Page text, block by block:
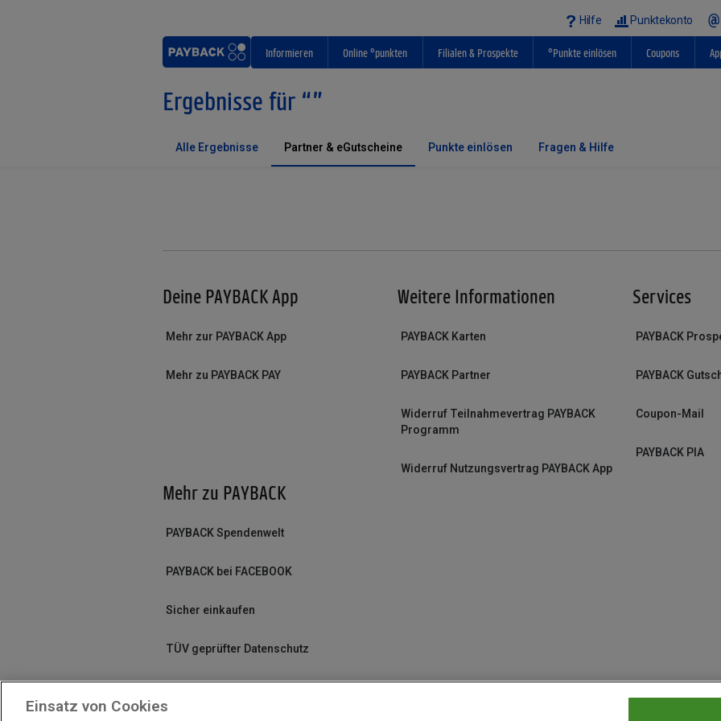
Hilfe Punktekonto
Informieren Online °punkten Filialen & Prospekte °Punkte einlösen Coupons
Ergebnisse für “”
Alle Ergebnisse Partner & eGutscheine Punkte einlösen Fragen & Hilfe
Deine PAYBACK App
Mehr zur PAYBACK App
Mehr zu PAYBACK PAY
Weitere Informationen
PAYBACK Karten
PAYBACK Partner
Widerruf Teilnahmevertrag PAYBACK
Programm
Widerruf Nutzungsvertrag PAYBACK App
Services
PAYBACK
PAYBACK
Coupon-Mail
PAYBACK PIA
Mehr zu PAYBACK
PAYBACK Spendenwelt
PAYBACK bei FACEBOOK
Sicher einkaufen
TÜV geprüfter Datenschutz
Einsatz von Cookies